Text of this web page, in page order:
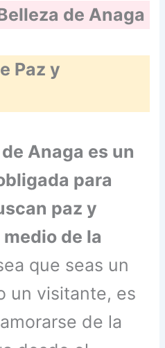
de Anaga
Paz y
Anaga es un
para
paz y
de la
que seas un
un visitante, es
de la